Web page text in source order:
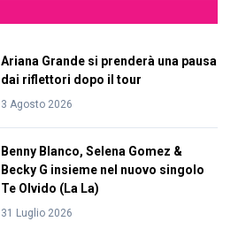
Ariana Grande si prenderà una pausa
dai riflettori dopo il tour
3 Agosto 2026
Benny Blanco, Selena Gomez &
Becky G insieme nel nuovo singolo
Te Olvido (La La)
31 Luglio 2026